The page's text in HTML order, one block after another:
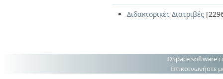
Διδακτορικές Διατριβές
DSpace software
Επικοινωνήστε